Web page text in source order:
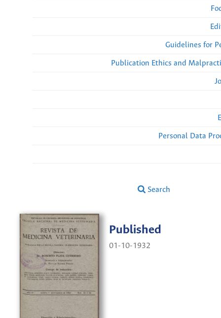
Guidelines for
Publication Ethics and
Personal Data
Search
Published
01-10-1932